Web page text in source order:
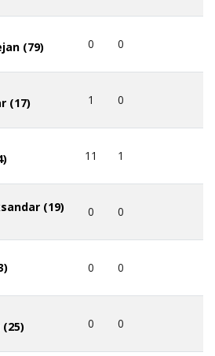
(79) 0 0
(17) 1 0
11 1
(19) 0 0
0 0
0 0